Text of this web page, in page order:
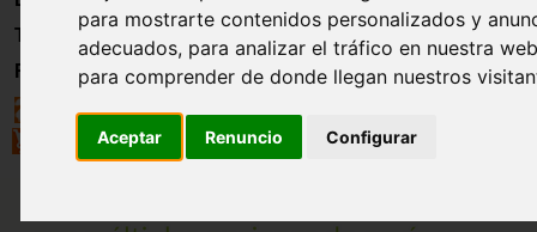
para mostrarte contenidos personalizados y
adecuados, para analizar el tráfico en nuestra
para comprender de donde llegan nuestros
Aceptar Renuncio Configurar
Trabajo
Registro